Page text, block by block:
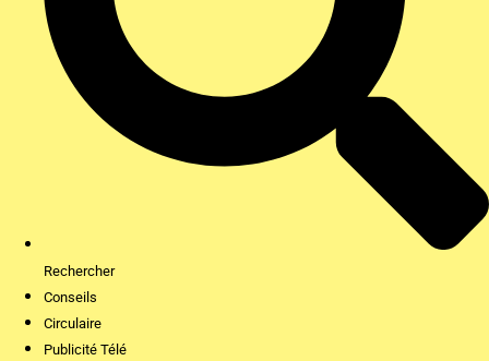
Rechercher
Conseils
Circulaire
Publicité Télé